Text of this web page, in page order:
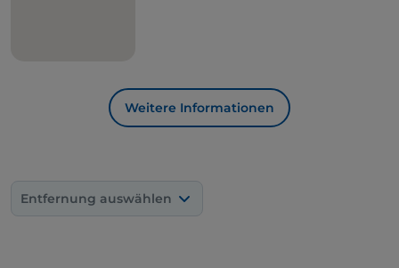
Weitere Informationen
Entfernung auswählen